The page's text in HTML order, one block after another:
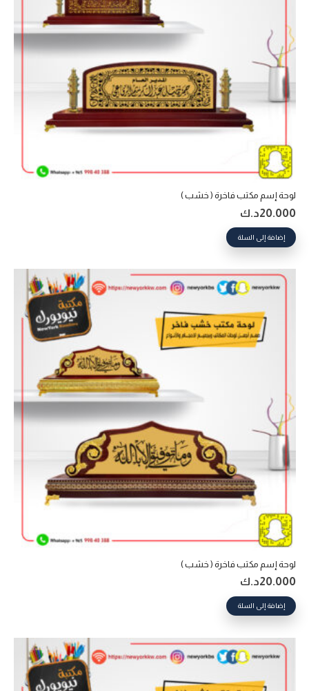
لوحة إسم مكتب فاخرة ( خشب )
20.000د.ك
إضافة إلى السلة
لوحة إسم مكتب فاخرة ( خشب )
20.000د.ك
إضافة إلى السلة